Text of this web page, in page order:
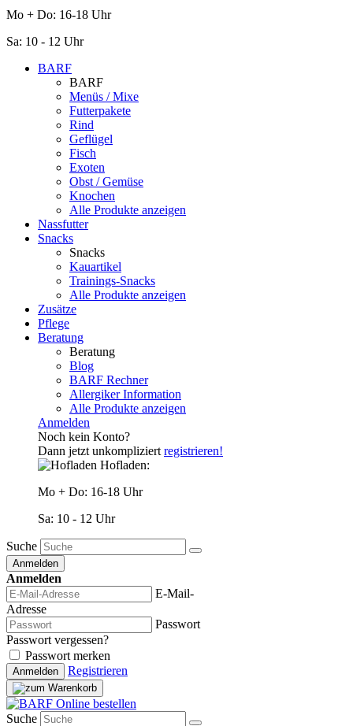
Mo + Do: 16-18 Uhr
Sa: 10 - 12 Uhr
BARF
BARF
Menüs / Mixe
Futterpakete
Rind
Geflügel
Fisch
Exoten
Obst / Gemüse
Knochen
Alle Produkte anzeigen
Nassfutter
Snacks
Snacks
Kauartikel
Trainings-Snacks
Alle Produkte anzeigen
Zusätze
Pflege
Beratung
Beratung
Blog
BARF Rechner
Allergiker Information
Alle Produkte anzeigen
Anmelden
Noch kein Konto?
Dann jetzt unkompliziert registrieren!
Hofladen:
Mo + Do: 16-18 Uhr
Sa: 10 - 12 Uhr
Suche
Anmelden
Anmelden
E-Mail-
Adresse
Passwort
Passwort vergessen?
Passwort merken
Anmelden Registrieren
Suche